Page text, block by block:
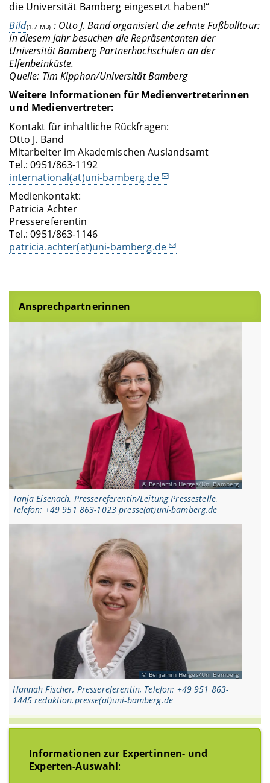
Informationen zur Expertinnen- und
Experten-Auswahl:
die Universität Bamberg eingesetzt haben!“
Bild(1.7 MB) : Otto J. Band organisiert die zehnte Fußballtour:
In diesem Jahr besuchen die Repräsentanten der
Universität Bamberg Partnerhochschulen an der
Elfenbeinküste.
Quelle: Tim Kipphan/Universität Bamberg
Weitere Informationen für Medienvertreterinnen
und Medienvertreter:
Kontakt für inhaltliche Rückfragen:
Otto J. Band
Mitarbeiter im Akademischen Auslandsamt
Tel.: 0951/863-1192
international(at)uni-bamberg.de
Medienkontakt:
Patricia Achter
Pressereferentin
Tel.: 0951/863-1146
patricia.achter(at)uni-bamberg.de
Ansprechpartnerinnen
Benjamin Herges/Uni Bamberg
Tanja Eisenach, Pressereferentin/Leitung Pressestelle,
Telefon: +49 951 863-1023 presse(at)uni-bamberg.de
Benjamin Herges/Uni Bamberg
Hannah Fischer, Pressereferentin, Telefon: +49 951 863-
1445 redaktion.presse(at)uni-bamberg.de